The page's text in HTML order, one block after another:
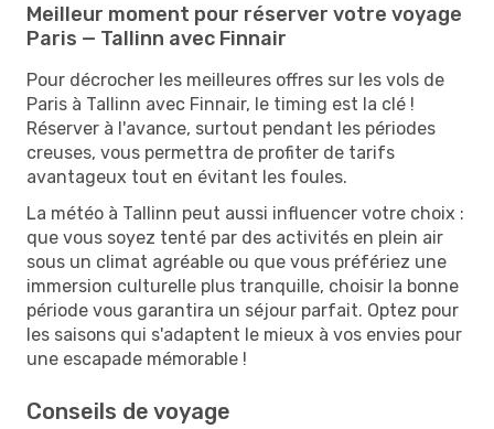
Meilleur moment pour réserver votre voyage
Paris — Tallinn avec Finnair
Pour décrocher les meilleures offres sur les vols de
Paris à Tallinn avec Finnair, le timing est la clé !
Réserver à l'avance, surtout pendant les périodes
creuses, vous permettra de profiter de tarifs
avantageux tout en évitant les foules.
La météo à Tallinn peut aussi influencer votre choix :
que vous soyez tenté par des activités en plein air
sous un climat agréable ou que vous préfériez une
immersion culturelle plus tranquille, choisir la bonne
période vous garantira un séjour parfait. Optez pour
les saisons qui s'adaptent le mieux à vos envies pour
une escapade mémorable !
Conseils de voyage